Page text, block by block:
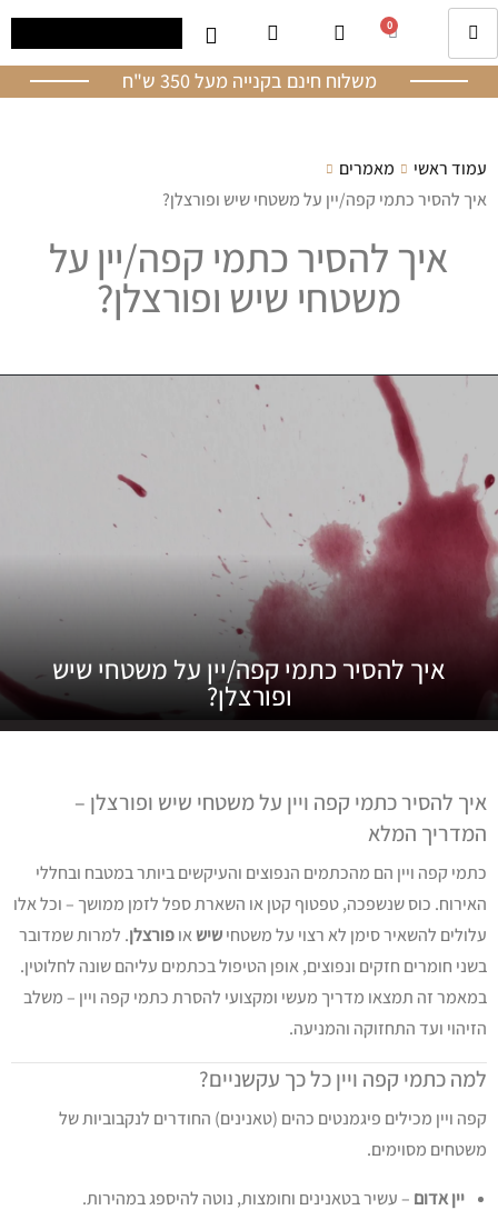
0
משלוח חינם בקנייה מעל 350 ש"ח
עמוד ראשי
מאמרים
איך להסיר כתמי קפה/יין על משטחי שיש ופורצלן?
איך להסיר כתמי קפה/יין על
משטחי שיש ופורצלן?
איך להסיר כתמי קפה/יין על משטחי שיש
ופורצלן?
איך להסיר כתמי קפה ויין על משטחי שיש ופורצלן –
המדריך המלא
כתמי קפה ויין הם מהכתמים הנפוצים והעיקשים ביותר במטבח ובחללי
האירוח. כוס שנשפכה, טפטוף קטן או השארת ספל לזמן ממושך – וכל אלו
עלולים להשאיר סימן לא רצוי על משטחישישאופורצלן. למרות שמדובר
בשני חומרים חזקים ונפוצים, אופן הטיפול בכתמים עליהם שונה לחלוטין.
במאמר זה תמצאו מדריך מעשי ומקצועי להסרת כתמי קפה ויין – משלב
הזיהוי ועד התחזוקה והמניעה.
למה כתמי קפה ויין כל כך עקשניים?
קפה ויין מכילים פיגמנטים כהים (טאנינים) החודרים לנקבוביות של
משטחים מסוימים.
יין אדום – עשיר בטאנינים וחומצות, נוטה להיספג במהירות.